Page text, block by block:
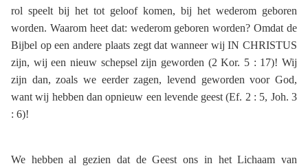
rol speelt bij het tot geloof komen, bij het wederom geboren
worden. Waarom heet dat: wederom geboren worden? Omdat de
Bijbel op een andere plaats zegt dat wanneer wij IN CHRISTUS
zijn, wij een nieuw schepsel zijn geworden (2 Kor. 5 : 17)! Wij
zijn dan, zoals we eerder zagen, levend geworden voor God,
want wij hebben dan opnieuw een levende geest (Ef. 2 : 5, Joh. 3
: 6)!
We hebben al gezien dat de Geest ons in het Lichaam van